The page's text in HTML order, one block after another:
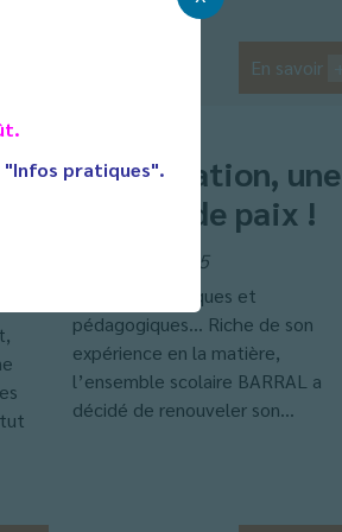
pratiques".
En savoir
La médiation, une
culture de paix !
14 octobre 2015
Des enjeux civiques et
pédagogiques… Riche de son
expérience en la matière,
l’ensemble scolaire BARRAL a
décidé de renouveler son...